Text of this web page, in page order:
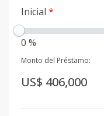
Inicial *
0 %
Monto del Préstamo:
US$ 406,000